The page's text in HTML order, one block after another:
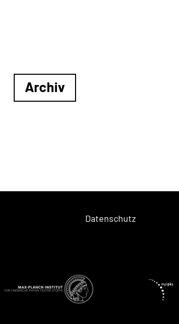
Archiv
Datenschutz